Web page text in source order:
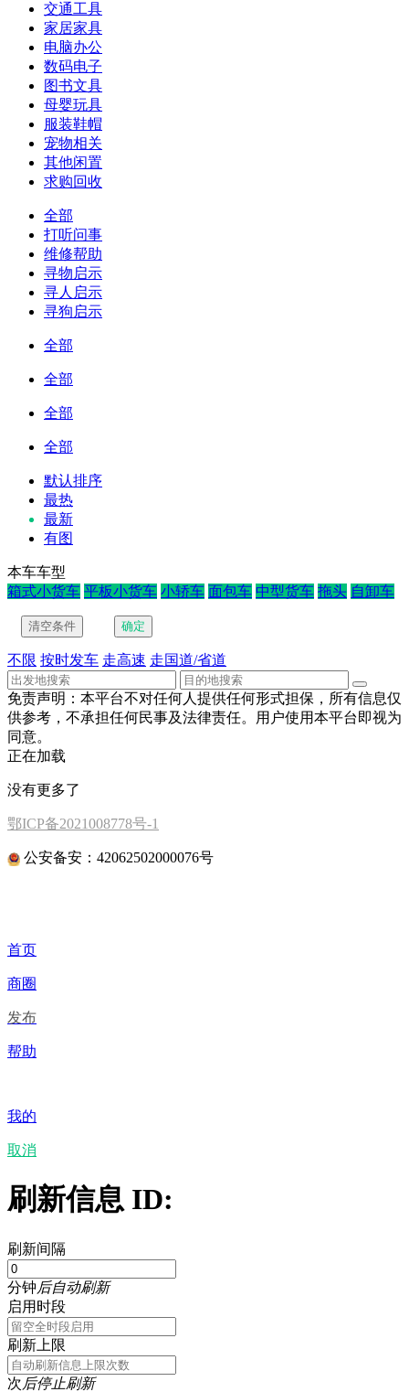
交通工具
家居家具
电脑办公
数码电子
图书文具
母婴玩具
服装鞋帽
宠物相关
其他闲置
求购回收
全部
打听问事
维修帮助
寻物启示
寻人启示
寻狗启示
全部
全部
全部
全部
默认排序
最热
最新
有图
本车车型
箱式小货车 平板小货车 小轿车 面包车 中型货车 拖头 自卸车
不限 按时发车 走高速 走国道/省道
免责声明：本平台不对任何人提供任何形式担保，所有信息仅
供参考，不承担任何民事及法律责任。用户使用本平台即视为
同意。
正在加载
没有更多了
鄂ICP备2021008778号-1
公安备安：42062502000076号
首页
商圈
发布
帮助
我的
取消
刷新信息 ID:
刷新间隔
分钟后自动刷新
启用时段
刷新上限
次后停止刷新